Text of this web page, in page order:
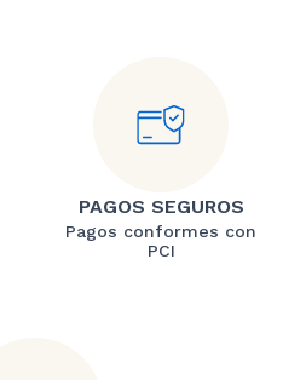
PAGOS SEGUROS
Pagos conformes con
PCI